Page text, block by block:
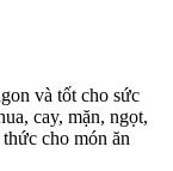
và tốt cho sức
cay, mặn, ngọt,
cho món ăn